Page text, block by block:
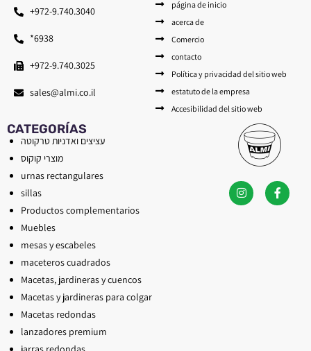
CATEGORÍAS
עציצים ואדניות טרקוטה
מוצרי קוקוס
urnas rectangulares
sillas
Productos complementarios
Muebles
mesas y escabeles
maceteros cuadrados
Macetas, jardineras y cuencos
Macetas y jardineras para colgar
Macetas redondas
lanzadores premium
página de inicio
acerca de
Comercio
contacto
Política y privacidad del sitio web
estatuto de la empresa
Accesibilidad del sitio web
+972-9.740.3040
*6938
+972-9.740.3025
sales@almi.co.il